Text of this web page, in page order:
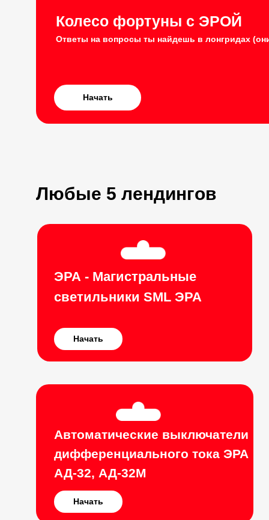
ЭРА - Магистральные
светильники SML ЭРА
Автоматические выключатели
дифференциального тока ЭРА
АД-32, АД-32М
Любые 5 лендингов
Колесо фортуны с ЭРОЙ
Начать
Начать
Начать
Ответы на вопросы ты найдешь в лонгридах